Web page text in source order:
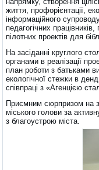
життя, профорієнтації,
інформаційного
педагогічних
пілотних проектів для
На засіданні круглого
органами в реалізації
план роботи з батьками
екологічної стежки в
співпраці з «Агенцією
Приємним сюрпризом на
міського голови за
з благоустрою міста.